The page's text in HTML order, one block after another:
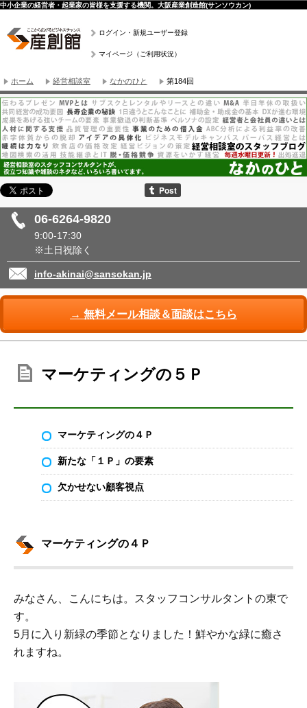
中小企業の経営者・起業家の皆様を支援する機関。大阪産業創造館(サンソウカン)
ログイン・新規ユーザー登録
マイページ（ご利用状況）
ホーム 経営相談室 なかのひと 第184回
06-6264-9820
9:00-17:30
※土日祝除く
info-akinai@sansokan.jp
→ 無料メール相談＆面談はこちら
マーケティングの５Ｐ
マーケティングの４Ｐ
新たな「１Ｐ」の要素
欠かせない顧客視点
マーケティングの４Ｐ
みなさん、こんにちは。スタッフコンサルタントの東で
す。
5月に入り新緑の季節となりました！鮮やかな緑に癒さ
れますね。